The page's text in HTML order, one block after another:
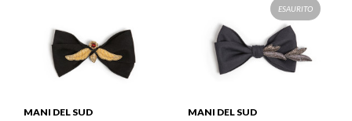
MANI DEL SUD
ESAURITO
MANI DEL SUD